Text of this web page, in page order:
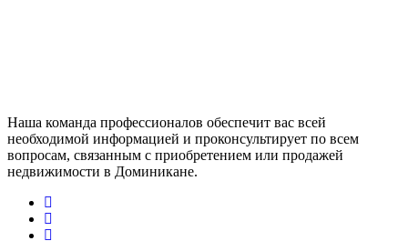
Наша команда профессионалов обеспечит вас всей
необходимой информацией и проконсультирует по всем
вопросам, связанным с приобретением или продажей
недвижимости в Доминикане.